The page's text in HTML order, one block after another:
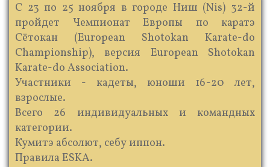
С 23 по 25 ноября в городе Ниш (Nis) 32-й
пройдет Чемпионат Европы по каратэ
Сётокан (European Shotokan Karate-do
Championship), версия European Shotokan
Karate-do Association.
Участники - кадеты, юноши 16-20 лет,
взрослые.
Всего 26 индивидуальных и командных
категории.
Кумитэ абсолют, себу иппон.
Правила ESKA.